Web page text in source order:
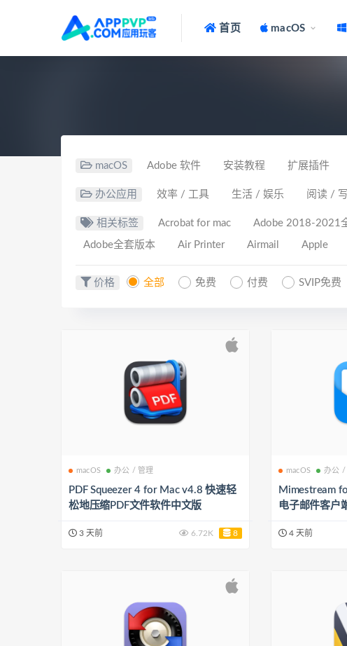
首页 macOS
macOS Adobe 软件 安装教程 扩展插件
办公应用 效率 / 工具 生活 / 娱乐 阅读 /
相关标签 Acrobat for mac Adobe 2018-2021
Adobe全套版本 Air Printer Airmail Apple
价格 全部 免费 付费 SVIP免费
macOS 办公 / 管理
PDF Squeezer 4 for Mac v4.8 快速轻
松地压缩PDF文件软件中文版
3 天前 6.72K 8
macOS 办公 /
Mimestream
电子邮件客户
4 天前